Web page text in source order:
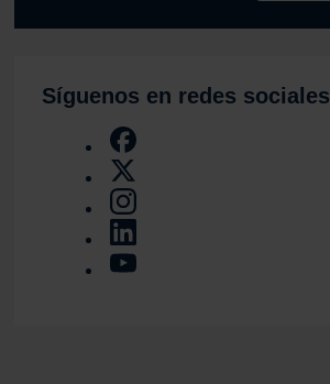
Síguenos en redes sociales